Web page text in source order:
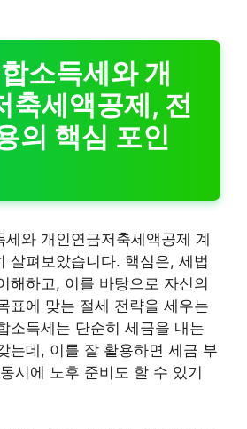
소득세와 개
축세액공제, 전
의 핵심 포인
세와 개인연금저축세액공제 계
살펴보았습니다. 핵심은, 세법
해하고, 이를 바탕으로 자신의
표에 맞는 절세 전략을 세우는
소득세는 단순히 세금을 내는
는데, 이를 잘 활용하면 세금 부
시에 노후 준비도 할 수 있기